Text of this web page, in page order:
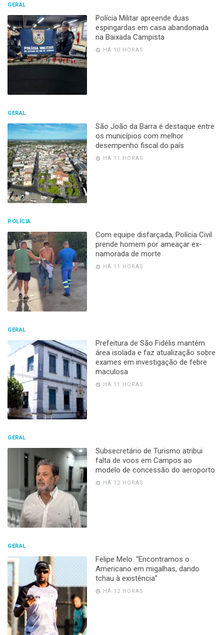
GERAL
Polícia Militar apreende duas
espingardas em casa abandonada
na Baixada Campista
HÁ 10 HORAS
GERAL
São João da Barra é destaque entre
os municípios com melhor
desempenho fiscal do país
HÁ 11 HORAS
POLÍCIA
Com equipe disfarçada, Polícia Civil
prende homem por ameaçar ex-
namorada de morte
HÁ 11 HORAS
GERAL
Prefeitura de São Fidélis mantém
área isolada e faz atualização sobre
exames em investigação de febre
maculosa
HÁ 11 HORAS
GERAL
Subsecretário de Turismo atribui
falta de voos em Campos ao
modelo de concessão do aeroporto
HÁ 12 HORAS
GERAL
Felipe Melo: “Encontramos o
Americano em migalhas, dando
tchau à existência”
HÁ 12 HORAS